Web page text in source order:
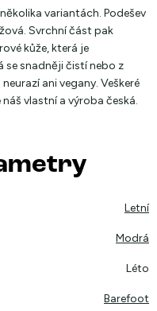
variantách. Podešev
Svrchní část pak
kůže, která je
se snadněji čistí nebo z
ani vegany. Veškeré
vlastní a výroba česká.
Letní
Modrá
Léto
Barefoot